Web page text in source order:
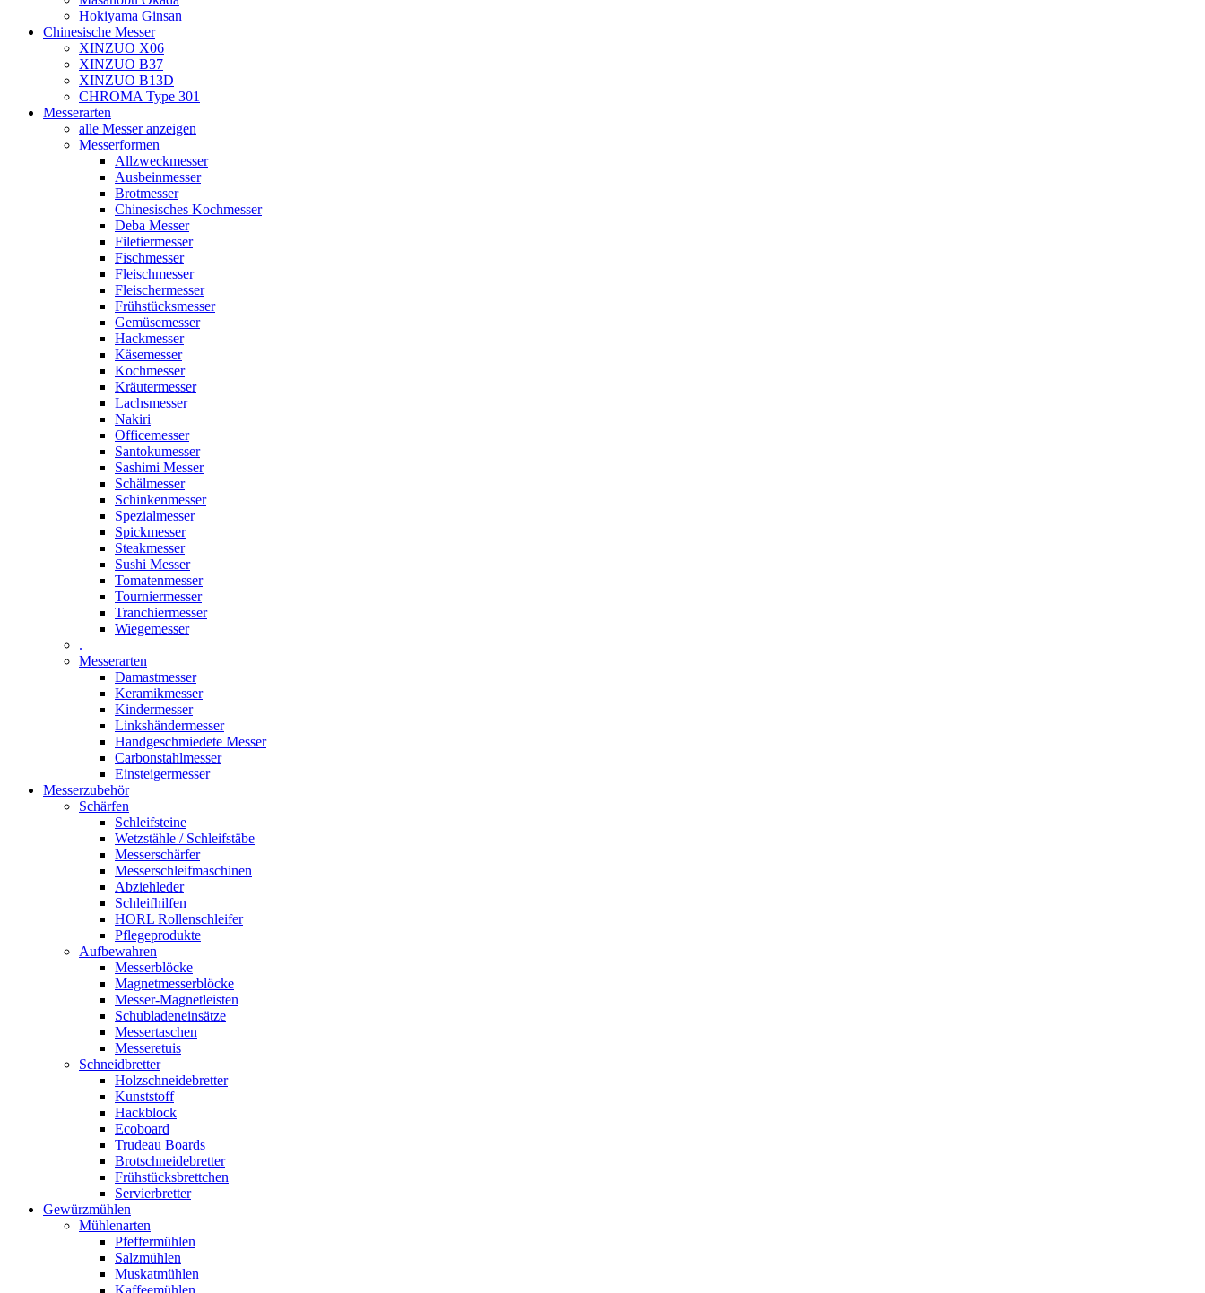
Hokiyama Ginsan
Chinesische Messer
XINZUO X06
XINZUO B37
XINZUO B13D
CHROMA Type 301
Messerarten
alle Messer anzeigen
Messerformen
Allzweckmesser
Ausbeinmesser
Brotmesser
Chinesisches Kochmesser
Deba Messer
Filetiermesser
Fischmesser
Fleischmesser
Fleischermesser
Frühstücksmesser
Gemüsemesser
Hackmesser
Käsemesser
Kochmesser
Kräutermesser
Lachsmesser
Nakiri
Officemesser
Santokumesser
Sashimi Messer
Schälmesser
Schinkenmesser
Spezialmesser
Spickmesser
Steakmesser
Sushi Messer
Tomatenmesser
Tourniermesser
Tranchiermesser
Wiegemesser
.
Messerarten
Damastmesser
Keramikmesser
Kindermesser
Linkshändermesser
Handgeschmiedete Messer
Carbonstahlmesser
Einsteigermesser
Messerzubehör
Schärfen
Schleifsteine
Wetzstähle / Schleifstäbe
Messerschärfer
Messerschleifmaschinen
Abziehleder
Schleifhilfen
HORL Rollenschleifer
Pflegeprodukte
Aufbewahren
Messerblöcke
Magnetmesserblöcke
Messer-Magnetleisten
Schubladeneinsätze
Messertaschen
Messeretuis
Schneidbretter
Holzschneidebretter
Kunststoff
Hackblock
Ecoboard
Trudeau Boards
Brotschneidebretter
Frühstücksbrettchen
Servierbretter
Gewürzmühlen
Mühlenarten
Pfeffermühlen
Salzmühlen
Muskatmühlen
Kaffeemühlen